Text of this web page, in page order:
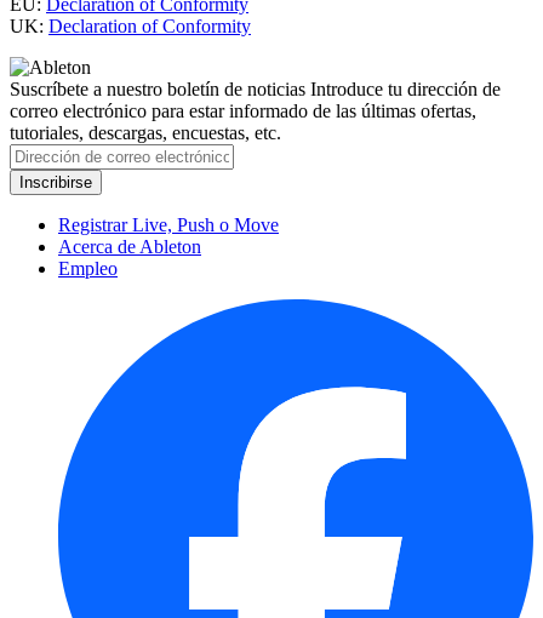
UK: Declaration of Conformity
Suscríbete a nuestro boletín de noticias Introduce tu dirección de
correo electrónico para estar informado de las últimas ofertas,
tutoriales, descargas, encuestas, etc.
Registrar Live, Push o Move
Acerca de Ableton
Empleo